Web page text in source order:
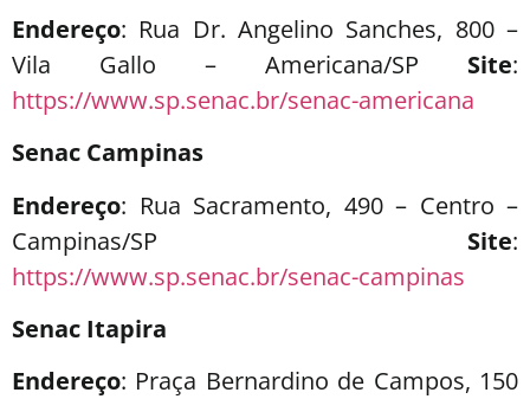
Endereço: Rua Dr. Angelino Sanches, 800 –
Vila Gallo – Americana/SP Site:
https://www.sp.senac.br/senac-americana
Senac Campinas
Endereço: Rua Sacramento, 490 – Centro –
Campinas/SP Site:
https://www.sp.senac.br/senac-campinas
Senac Itapira
Endereço: Praça Bernardino de Campos, 150